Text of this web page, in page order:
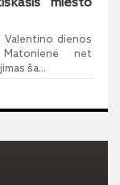
Valentino dienos
net
ša...